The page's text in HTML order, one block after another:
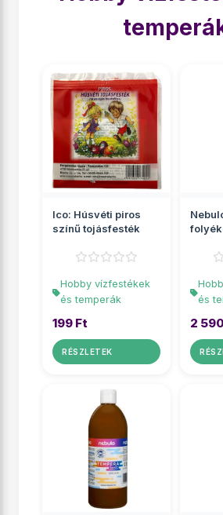
Ico: Húsvéti piros
színű tojásfesték
Hobby vízfestékek
és temperák
199 Ft
RÉSZLETEK
és
2